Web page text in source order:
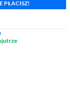
PŁACISZ!